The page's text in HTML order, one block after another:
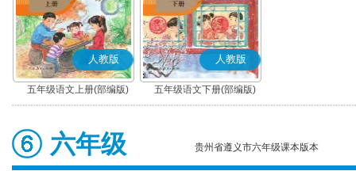
人教版
五年级语文上册(部编版)
人教版
五年级语文下册(部编版)
六年级 贵州省遵义市六年级课本版本